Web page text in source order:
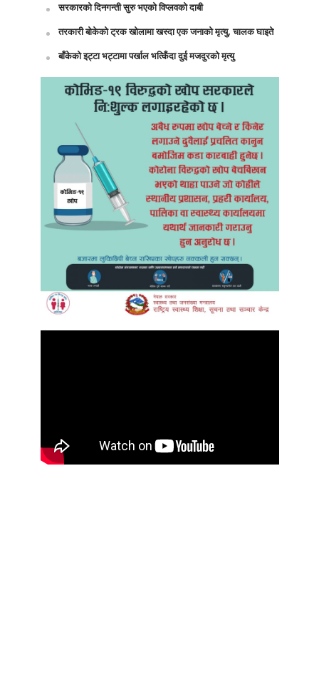
सरकारको दिनगन्ती सुरु भएको विप्लवको दाबी
तरकारी बोकेको ट्रक खोलामा खस्दा एक जनाको मृत्यु, चालक घाइते
बाँकेको इट्टा भट्टामा पर्खाल भत्किँदा दुई मजदुरको मृत्यु